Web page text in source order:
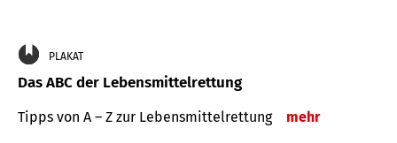
PLAKAT
Das ABC der Lebensmittelrettung
Tipps von A – Z zur Lebensmittelrettung mehr